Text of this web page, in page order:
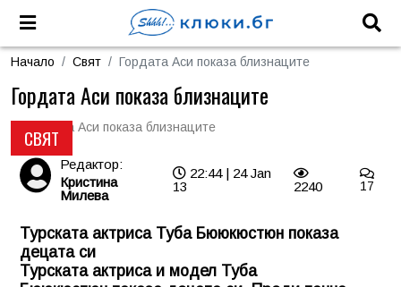
Начало Свят Гордата Аси показа близнаците
СВЯТ
Гордата Аси показа близнаците
Редактор:
Кристина
Милева
22:44 | 24 Jan
13
2240 17
Турската актриса Туба Бююкюстюн показа
децата си
Турската актриса и модел Туба